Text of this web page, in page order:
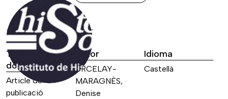
DADES DE LA FONT
Tipus de font
documental
Article de
publicació
Autor
URCELAY-
MARAGNÈS,
Denise
Idioma
Castellà